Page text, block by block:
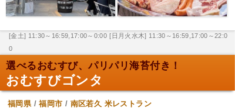
[金土] 11:30～16:59,17:00～0:00 [日月火水木] 11:30～16:59,17:00～22:0
0
選べるおむすび、パリパリ海苔付き！
おむすびゴンタ
福岡県/福岡市 / 南区若久 米レストラン